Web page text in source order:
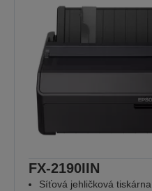
FX-2190IIN
Síťová jehličková tiskárna